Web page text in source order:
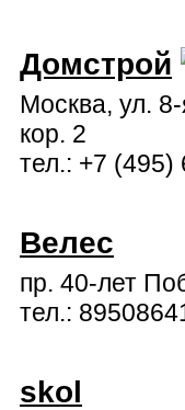
Домстрой
Москва, ул.
кор. 2
тел.: +7 (495)
Велес
пр. 40-лет
тел.:
skol